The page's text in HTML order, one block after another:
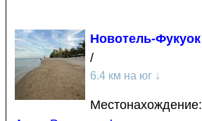
Новотель-Фукуок
/
6.4 км на юг ↓
Местонахождение: